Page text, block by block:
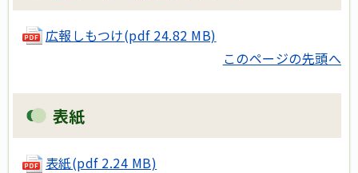
広報しもつけ(pdf 24.82 MB)
このページの先頭へ
表紙
表紙(pdf 2.24 MB)